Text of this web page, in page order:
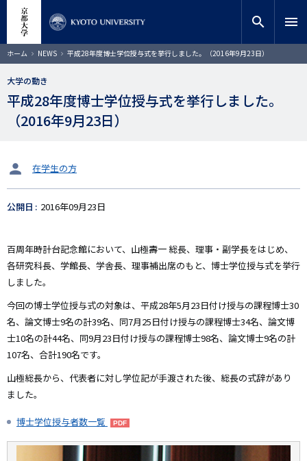
コ
ン
ン
ツ
サイト内検索 search menu
ホーム NEWS 平成28年度博士学位授与式を挙行しました。（2016年9月23日）
大学の動き
平成28年度博士学位授与式を挙行しました。
（2016年9月23日）
タ
ッ
在学生の方
公開日 2016年09月23日
百周年時計台記念館において、山極壽一 総長、理事・副学長をはじめ、
各研究科長、学館長、学舎長、理事補出席のもと、博士学位授与式を挙行
しました。
今回の博士学位授与式の対象は、平成28年5月23日付け授与の課程博士30
名、論文博士9名の計39名、同7月25日付け授与の課程博士34名、論文博
士10名の計44名、同9月23日付け授与の課程博士98名、論文博士9名の計
107名、合計190名です。
山極総長から、代表者に対し学位記が手渡された後、総長の式辞があり
ました。
博士学位授与者数一覧